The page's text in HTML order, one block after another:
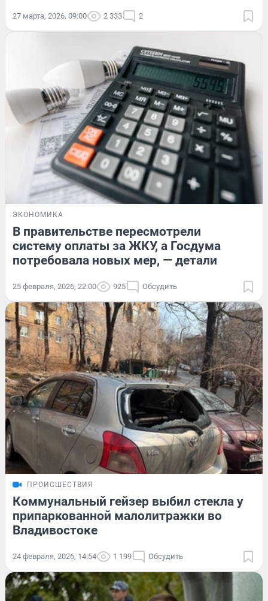
27 марта, 2026, 09:00 2 333 2
ЭКОНОМИКА
В правительстве пересмотрели
систему оплаты за ЖКУ, а Госдума
потребовала новых мер, — детали
25 февраля, 2026, 22:00 925 Обсудить
ПРОИСШЕСТВИЯ
Коммунальный гейзер выбил стекла у
припаркованной малолитражки во
Владивостоке
24 февраля, 2026, 14:54 1 199 Обсудить